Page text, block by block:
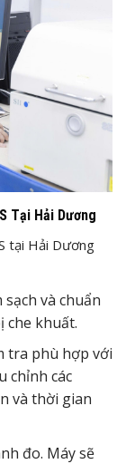
Tại Hải Dương
tại Hải Dương
và chuẩn
che khuất.
tra phù hợp với
chỉnh các
và thời gian
đo. Máy sẽ